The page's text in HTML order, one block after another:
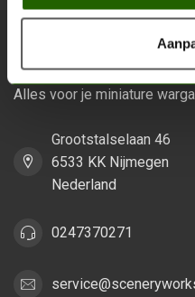
Scenery Workshop
Alles voor je miniature
Grootstalselaan 46
6533 KK Nijmegen
Nederland
0247370271